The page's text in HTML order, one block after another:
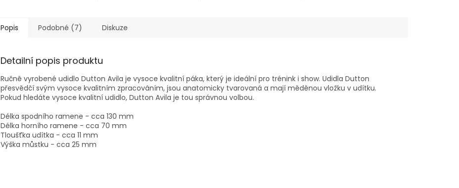
Popis Podobné (7) Diskuze
Detailní popis produktu
Ručně vyrobené udidlo Dutton Avila je vysoce kvalitní páka, který je ideální pro trénink i show. Udidla Dutton
přesvědčí svým vysoce kvalitním zpracováním, jsou anatomicky tvarovaná a mají měděnou vložku v udítku.
Pokud hledáte vysoce kvalitní udidlo, Dutton Avila je tou správnou volbou.
Délka spodního ramene - cca 130 mm
Délka horního ramene - cca 70 mm
Tloušťka udítka - cca 11 mm
Výška můstku - cca 25 mm